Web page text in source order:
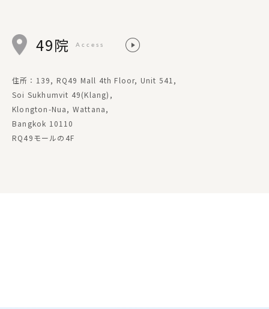
49院 Access
住所：139, RQ49 Mall 4th Floor, Unit 541,
Soi Sukhumvit 49(Klang),
Klongton-Nua, Wattana,
Bangkok 10110
RQ49モールの4F